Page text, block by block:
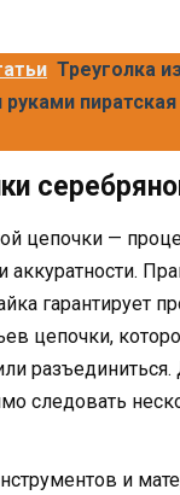
Треуголка
пиратская
цепочки —
аккуратности.
гарантирует
цепочки,
следовать
и